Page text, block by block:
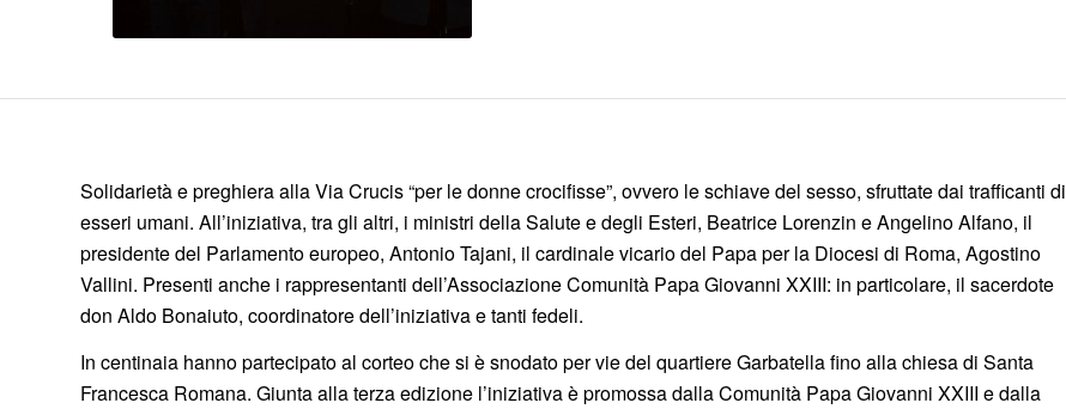
Solidarietà e preghiera alla Via Crucis “per le donne crocifisse”, ovvero le schiave del sesso, sfruttate dai trafficanti di
esseri umani. All’iniziativa, tra gli altri, i ministri della Salute e degli Esteri, Beatrice Lorenzin e Angelino Alfano, il
presidente del Parlamento europeo, Antonio Tajani, il cardinale vicario del Papa per la Diocesi di Roma, Agostino
Vallini. Presenti anche i rappresentanti dell’Associazione Comunità Papa Giovanni XXIII: in particolare, il sacerdote
don Aldo Bonaiuto, coordinatore dell’iniziativa e tanti fedeli.
In centinaia hanno partecipato al corteo che si è snodato per vie del quartiere Garbatella fino alla chiesa di Santa
Francesca Romana. Giunta alla terza edizione l’iniziativa è promossa dalla Comunità Papa Giovanni XXIII e dalla